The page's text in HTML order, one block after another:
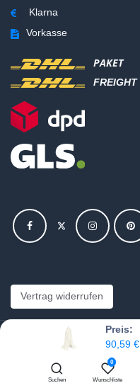
Preis:
90,59€
Suchen
0
Wunschliste
Klarna
Vorkasse
PAKET
FREIGHT
Vertrag widerrufen
Copyright © Hajus